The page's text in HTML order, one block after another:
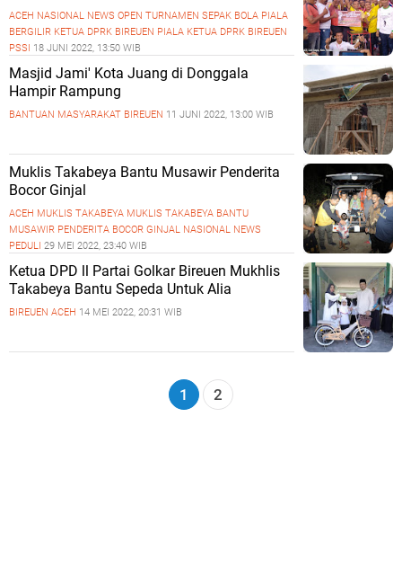
ACEH NASIONAL NEWS OPEN TURNAMEN SEPAK BOLA PIALA
BERGILIR KETUA DPRK BIREUEN PIALA KETUA DPRK BIREUEN
PSSI 18 JUNI 2022, 13:50 WIB
Masjid Jami' Kota Juang di Donggala
Hampir Rampung
BANTUAN MASYARAKAT BIREUEN 11 JUNI 2022, 13:00 WIB
Muklis Takabeya Bantu Musawir Penderita
Bocor Ginjal
ACEH MUKLIS TAKABEYA MUKLIS TAKABEYA BANTU
MUSAWIR PENDERITA BOCOR GINJAL NASIONAL NEWS
PEDULI 29 MEI 2022, 23:40 WIB
Ketua DPD ll Partai Golkar Bireuen Mukhlis
Takabeya Bantu Sepeda Untuk Alia
BIREUEN ACEH 14 MEI 2022, 20:31 WIB
1 2